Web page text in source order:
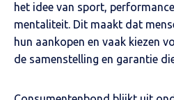
het idee van sport, performance
mentaliteit. Dit maakt dat
hun aankopen en vaak kiezen
de samenstelling en garantie